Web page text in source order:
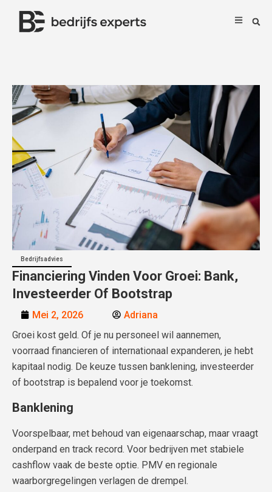
Bedrijfsadvies
Financiering Vinden Voor Groei: Bank,
Investeerder Of Bootstrap
Mei 2, 2026
Adriana
Groei kost geld. Of je nu personeel wil aannemen,
voorraad financieren of internationaal expanderen, je hebt
kapitaal nodig. De keuze tussen banklening, investeerder
of bootstrap is bepalend voor je toekomst.
Banklening
Voorspelbaar, met behoud van eigenaarschap, maar vraagt
onderpand en track record. Voor bedrijven met stabiele
cashflow vaak de beste optie. PMV en regionale
waarborgregelingen verlagen de drempel.